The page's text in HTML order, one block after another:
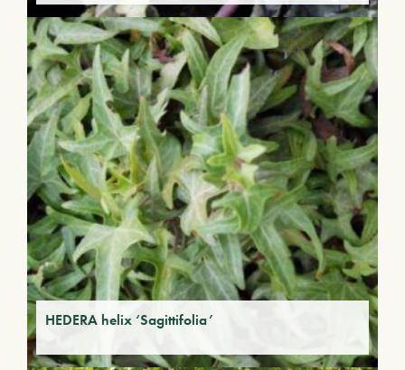
HEDERA helix ‘Sagittifolia’